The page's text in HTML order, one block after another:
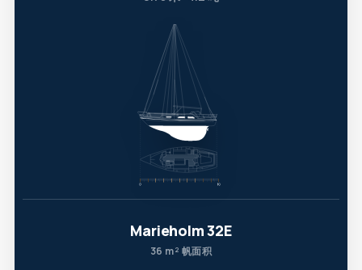
Marieholm 32E
36 m² 帆面积